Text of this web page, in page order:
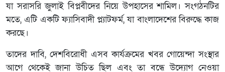
যা সরাসরি জুলাই বিপ্লবীদের নিয়ে উপহাসের শামিল। সংগঠনটির
মতে, এটি একটি ফ্যাসিবাদী প্ল্যাটফর্ম, যা বাংলাদেশের বিরুদ্ধে কাজ
করছে।
তাদের দাবি, দেশবিরোধী এসব কার্যক্রমের খবর গোয়েন্দা সংস্থার
আগে থেকেই জানা উচিত ছিল এবং তা বন্ধে উদ্যোগ নেওয়া